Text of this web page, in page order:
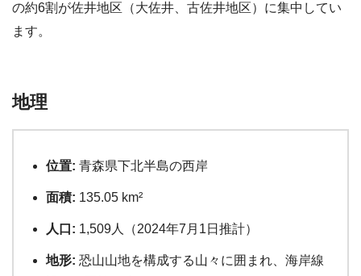
の約6割が佐井地区（大佐井、古佐井地区）に集中してい
ます。
地理
位置: 青森県下北半島の西岸
面積: 135.05 km²
人口: 1,509人（2024年7月1日推計）
地形: 恐山山地を構成する山々に囲まれ、海岸線